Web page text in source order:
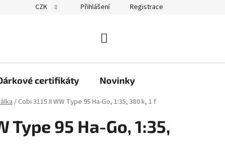
CZK Přihlášení Registrace
KOŠÍK
certifikáty Novinky
/ Cobi 3115 II WW Type 95 Ha-Go, 1:35, 380 k, 1 f
Type 95 Ha-Go, 1:35,